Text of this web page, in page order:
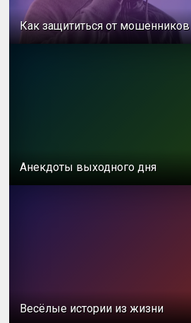
Как защититься от мошенников
Анекдоты выходного дня
Весёлые истории из жизни